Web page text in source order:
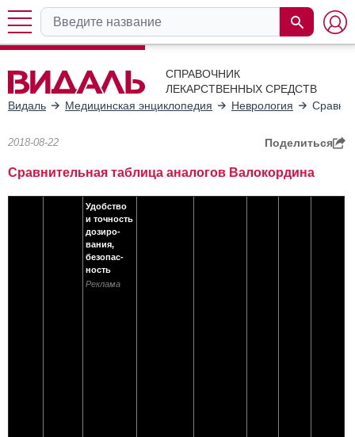
СПРАВОЧНИК
ЛЕКАРСТВЕННЫХ СРЕДСТВ
Видаль
Медицинская энциклопедия Неврология
2018-08-22 Поделиться
Сравнительная таблица аналогов Валокордина
Удобство
и точность
дозиро­
вания,
безопас­
ность
Реклама